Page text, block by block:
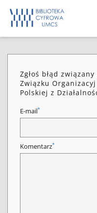
Zgłoś błąd
Związku
Polskiej z
E-mail*
Komentarz*